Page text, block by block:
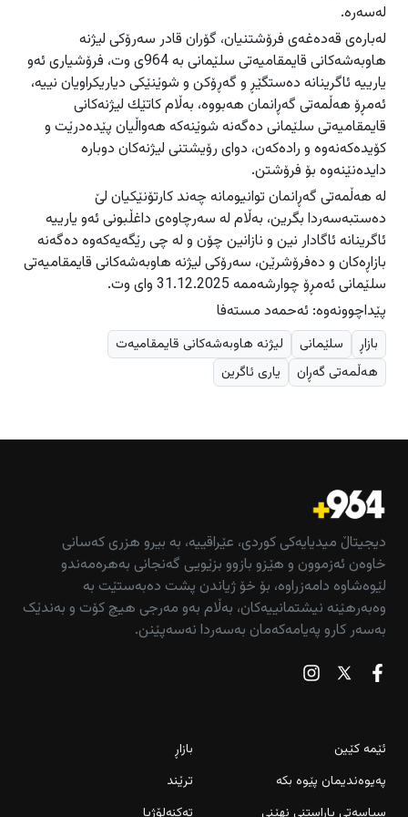
لەسەرە.
لەبارەی قەدەغەی فرۆشتنیان، گۆران قادر سەرۆكی لیژنە
هاوبەشەکانی قایمقامیەتی سلێمانی بە 964ی وت، فرۆشیاری ئەو
یارییە ئاگرینانە دەستگێڕ و گەڕۆكن و شوێنێكی دیاریكراویان نییە،
ئەمڕۆ هەڵمەتی گەڕانمان هەبووە، بەڵام كاتێك لیژنەكانی
قایمقامیەتی سلێمانی دەگەنە شوێنەكە هەواڵیان پێدەدرێت و
كۆیدەكەنەوە و رادەكەن، دوای رۆیشتنی لیژنەكان دوبارە
دایدەنێنەوە بۆ فرۆشتن.
لە هەڵمەتی گەڕانمان توانیومانە چەند كارتۆنێكیان لێ
دەستبەسەردا بگرین، بەڵام لە سەرچاوەی داغڵبونی ئەو یارییە
ئاگرینانە ئاگادار نین و نازانین چۆن و لە چی رێگەیەكەوە دەگەنە
بازاڕەكان و دەفرۆشرێن، سەرۆكی لیژنە هاوبەشەکانی قایمقامیەتی
سلێمانی ئەمڕۆ چوارشەممە 31.12.2025 وای وت.
پێداچوونەوە: ئەحمەد مستەفا
بازاڕ سلێمانی
لیژنە هاوبەشەکانی قایمقامیەت
هەڵمەتی گەڕان
یاری ئاگرین
دیجیتاڵ میدیایەکی کوردی، عێراقییە، بە بیرو هزری کەسانی
خاوەن ئەزموون و هێزو بازوو بزێویی گەنجانی بەهرەمەندو
لێوەشاوە دامەزراوە، بۆ خۆ ژیاندن پشت دەبەستێت بە
وەبەرهێنە نیشتمانییەکان، بەڵام بەو مەرجی هیچ کۆت و بەندێک
بەسەر کارو پەیامەکەمان بەسەردا نەسەپێنن.
ئێمە کێین
پەیوەندیمان پێوە بکە
بازاڕ
ترێند